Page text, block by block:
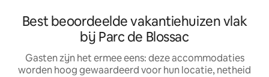
Best beoordeelde vakantiehuizen vlak
bij Parc de Blossac
Gasten zijn het ermee eens: deze accommodaties
worden hoog gewaardeerd voor hun locatie, netheid